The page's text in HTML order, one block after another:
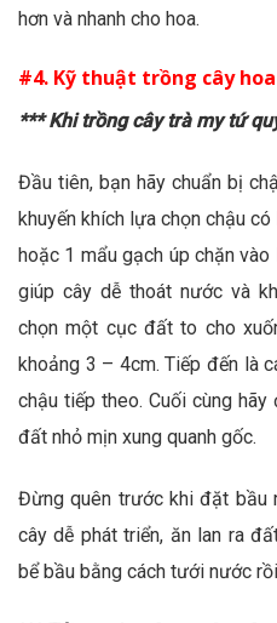
hơn và nhanh cho hoa.
#4. Kỹ thuật trồng cây
*** Khi trồng cây trà my tứ
Đầu tiên, bạn hãy chuẩn bị
khuyến khích lựa chọn chậu
hoặc 1 mẩu gạch úp chặn
giúp cây dễ thoát nước và
chọn một cục đất to cho
khoảng 3 – 4cm. Tiếp đến là
chậu tiếp theo. Cuối cùng
đất nhỏ mịn xung quanh gốc.
Đừng quên trước khi đặt bầu
cây dễ phát triển, ăn lan ra
bể bầu bằng cách tưới nước